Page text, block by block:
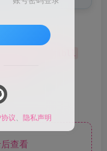
themes/zibll
查看
议 隐私声明